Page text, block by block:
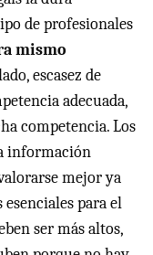
de profesionales
mismo
escasez de
adecuada,
competencia. Los
información
mejor ya
para el
ser más altos,